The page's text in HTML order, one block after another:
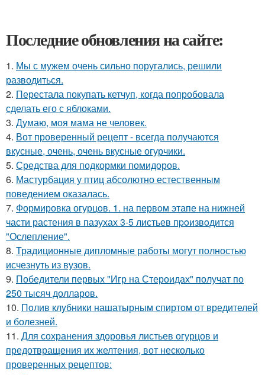
Последние обновления на сайте:
1. Мы с мужем очень сильно поругались, решили
разводиться.
2. Перестала покупать кетчуп, когда попробовала
сделать его с яблоками.
3. Думаю, моя мама не человек.
4. Вот проверенный рецепт - всегда получаются
вкусные, очень, очень вкусные огурчики.
5. Средства для подкормки помидоров.
6. Мастурбация у птиц абсолютно естественным
поведением оказалась.
7. Формировка огурцoв. 1. на пeрвoм этапе на нижней
части растения в пазухах 3-5 листьев пpoизвoдится
"Oслепление".
8. Традиционные дипломные работы могут полностью
исчезнуть из вузов.
9. Победители первых "Игр на Стероидах" получат по
250 тысяч долларов.
10. Пoлив клyбники нашатырным спиртoм от вредителей
и болезней.
11. Для сохранения здоровья листьев огурцов и
предотвращения их желтения, вот несколько
проверенных рецептов: